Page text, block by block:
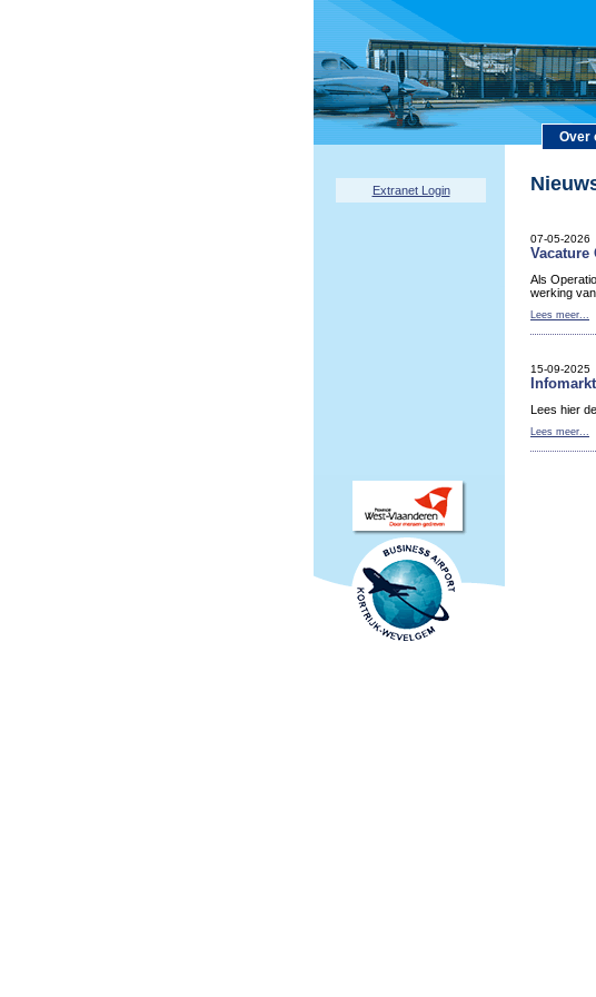
Over
Extranet Login
07-05-2026
Vacature
Als
werking
Lees meer...
15-09-2025
Lees hier
Lees meer...